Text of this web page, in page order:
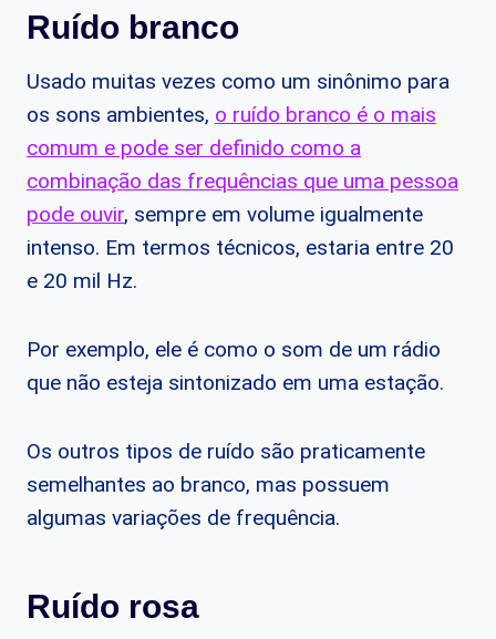
Ruído branco
Usado muitas vezes como um sinônimo para
os sons ambientes, o ruído branco é o mais
comum e pode ser definido como a
combinação das frequências que uma pessoa
pode ouvir, sempre em volume igualmente
intenso. Em termos técnicos, estaria entre 20
e 20 mil Hz.
Por exemplo, ele é como o som de um rádio
que não esteja sintonizado em uma estação.
Os outros tipos de ruído são praticamente
semelhantes ao branco, mas possuem
algumas variações de frequência.
Ruído rosa